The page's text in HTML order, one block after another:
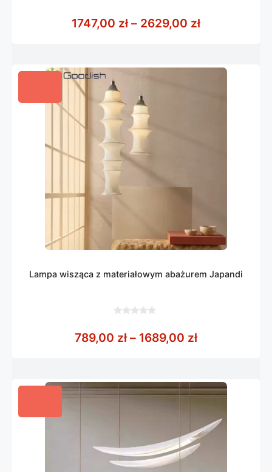
5
1747,00 zł – 2629,00 złZakres cen:
Lampa wisząca z materiałowym abażurem Japandi
5
789,00 zł – 1689,00 złZakres cen: